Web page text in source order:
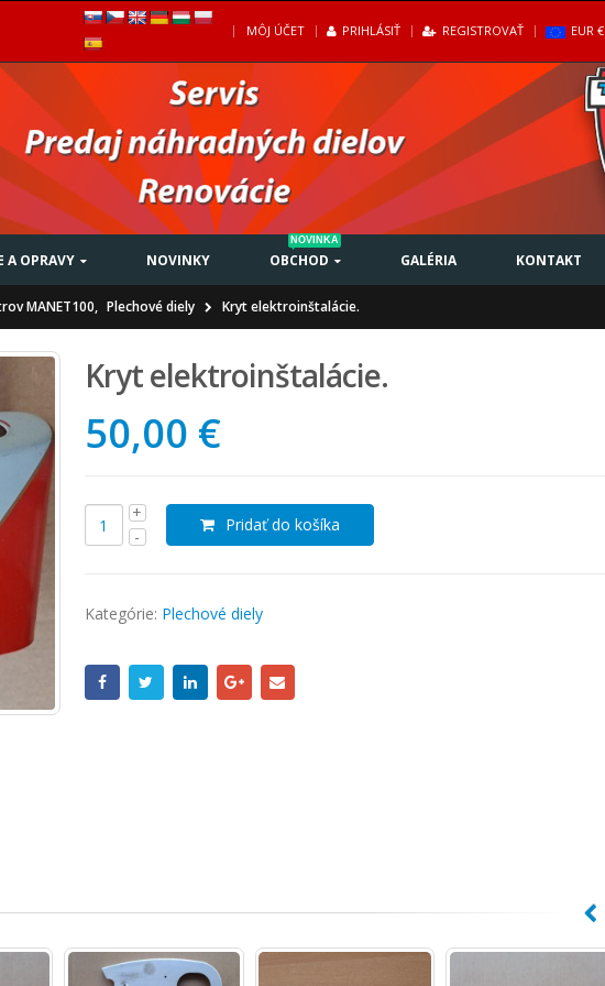
| MÔJ ÚČET PRIHLÁSIŤ REGISTROVAŤ EUR €
A OPRAVY NOVINKY OBCHOD
NOVINKA
GALÉRIA KONTAKT
MANET100, Plechové diely Kryt elektroinštalácie.
Kryt elektroinštalácie.
50,00 €
Pridať do košíka
Kategórie: Plechové diely